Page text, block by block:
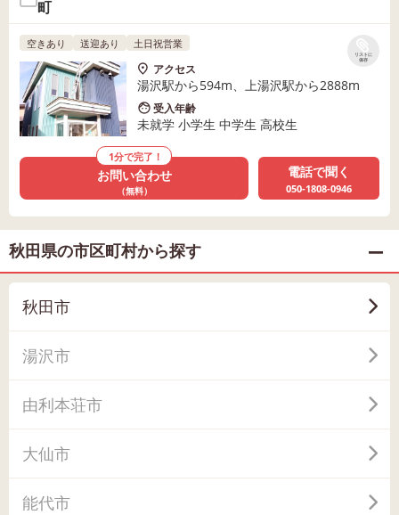
町
リストに
保存
空きあり 送迎あり 土日祝営業
アクセス
湯沢駅から594m、上湯沢駅から2888m
受入年齢
未就学 小学生 中学生 高校生
1分で完了！
お問い合わせ
（無料）
電話で聞く
050-1808-0946
秋田県の市区町村から探す
秋田市
湯沢市
由利本荘市
大仙市
能代市